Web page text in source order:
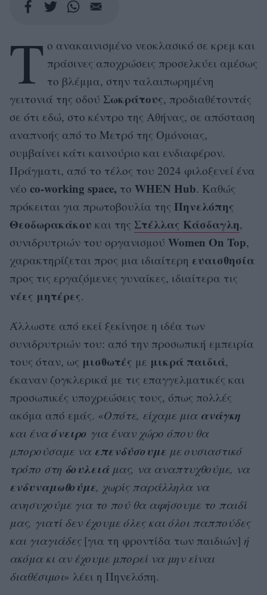
Τ ο ανακαινισμένο νεοκλασικό σε κρεμ και
πράσινες αποχρώσεις προσελκύει αμέσως
το βλέμμα, στην ταλαιπωρημένη
γειτονιά της οδού Σωκράτους, προδιαθέτοντάς
σε ότι εδώ, στο κέντρο της Αθήνας, σε απόσταση
αναπνοής από το Μετρό της Ομόνοιας,
συμβαίνει κάτι καινούριο και ενδιαφέρον.
Πράγματι, από το τέλος του 2024 φιλοξενεί ένα
νέο co-working space, το WHEN Hub. Καθώς
πρόκειται για πρωτοβουλία της Πηνελόπης
Θεοδωρακάκου και της Στέλλας Κάσδαγλη,
συνιδρυτριών του οργανισμού Women On Top,
χαρακτηρίζεται προς μια ιδιαίτερη ευαισθησία
προς τις εργαζόμενες γυναίκες, ιδιαίτερα τις
νέες μητέρες.
Άλλωστε από εκεί ξεκίνησε η ιδέα των
συνιδρυτριών του: από την προσωπική εμπειρία
τους όταν, ως μισθωτές με μικρά παιδιά,
έκαναν ζογκλερικά με τις επαγγελματικές και
προσωπικές υποχρεώσεις τους, όπως πολλές
ακόμα από εμάς. «Οπότε, είχαμε μια ανάγκη
και ένα όνειρο για έναν χώρο όπου θα
μπορούσαμε να επενδύσουμε με ουσιαστικό
τρόπο στη δουλειάμας, να αναπτυχθούμε, να
ενδυναμωθούμε, χωρίς παράλληλα να
ανησυχούμε για το πού θα αφήσουμε το παιδί
μας, γιατί δεν έχουμε όλες και όλοι παππούδες
και γιαγιάδες [για τη φροντίδα των παιδιών] ή
ακόμα κι αν έχουμε μπορεί να μην είναι
διαθέσιμοι» λέει η Πηνελόπη.